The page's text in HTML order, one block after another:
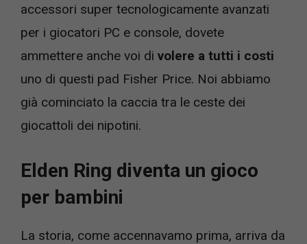
accessori super tecnologicamente avanzati
per i giocatori PC e console, dovete
ammettere anche voi di volere a tutti i costi
uno di questi pad Fisher Price. Noi abbiamo
già cominciato la caccia tra le ceste dei
giocattoli dei nipotini.
Elden Ring diventa un gioco
per bambini
La storia, come accennavamo prima, arriva da